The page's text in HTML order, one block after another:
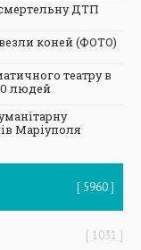
ДТП
коней (ФОТО)
театру в
людей
Маріуполя
5960
1031